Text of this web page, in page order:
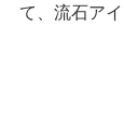
て、流石ア